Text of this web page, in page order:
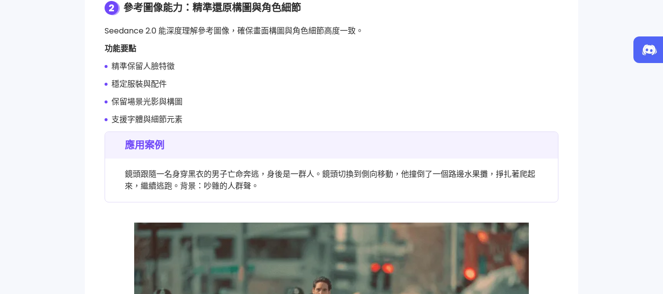
2 參考圖像能力：精準還原構圖與角色細節
Seedance 2.0 能深度理解參考圖像，確保畫面構圖與角色細節高度一致。
功能要點
精準保留人臉特徵
穩定服裝與配件
保留場景光影與構圖
支援字體與細節元素
應用案例
鏡頭跟隨一名身穿黑衣的男子亡命奔逃，身後是一群人。鏡頭切換到側向移動，他撞倒了一個路邊水果攤，掙扎著爬起
來，繼續逃跑。背景：吵雜的人群聲。